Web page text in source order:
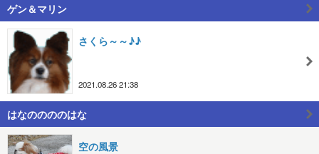
ゲン＆マリン
さくら～～♪♪
2021.08.26 21:38
はなののののはな
空の風景